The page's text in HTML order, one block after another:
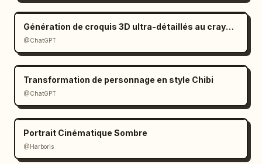
Génération de croquis 3D ultra-détaillés au crayon graphite
@ChatGPT
Transformation de personnage en style Chibi
@ChatGPT
Portrait Cinématique Sombre
@Harboris